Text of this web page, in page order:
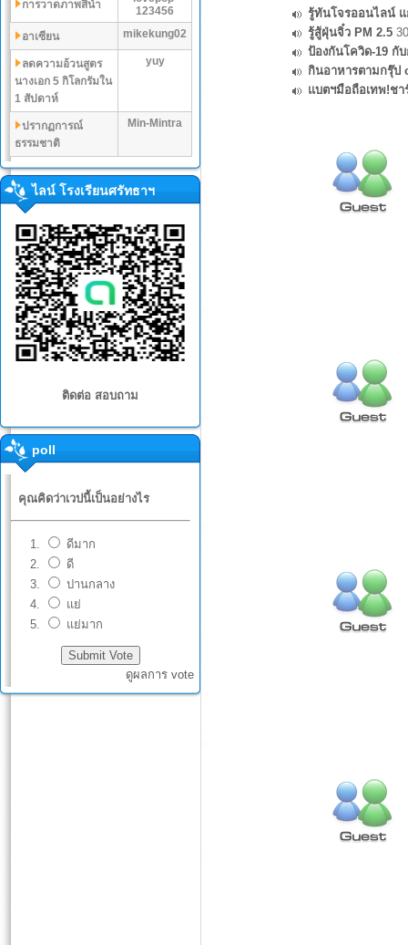
การวาดภาพสีนำ้
123456
อาเซียน
mikekung02
ลดความอ้วนสูตร
นางเอก 5 กิโลกรัมใน
1 สัปดาห์
yuy
ปรากฏการณ์
ธรรมชาติ
Min-Mintra
ไลน์ โรงเรียนศรัทธาฯ
ติดต่อ สอบถาม
poll
คุณคิดว่าเวปนี้เป็นอย่างไร
ดีมาก
ดี
ปานกลาง
แย่
แย่มาก
ดูผลการ vote
รู้ทันโจรออนไลน์ แ
รู้สู้ฝุ่นจิ๋ว PM 2.5
ป้องกันโควิด-19 กั
กินอาหารตามกรุ๊ป
แบตฯมือถือเทพ!ชา